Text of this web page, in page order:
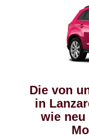
Die von
in
wie neu